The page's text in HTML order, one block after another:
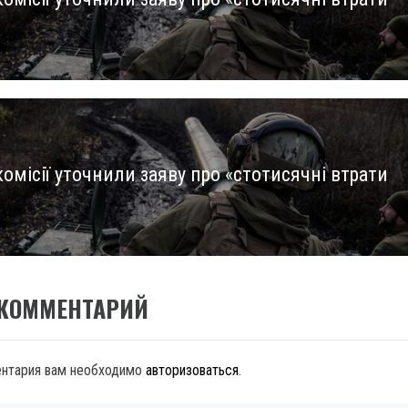
уточнили заяву про «стотисячні втрати
вам необходимо авторизоваться.